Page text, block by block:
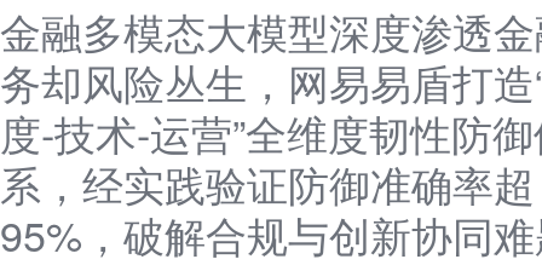
金融多模态大模型深度渗透
务却风险丛生，网易易盾打造
度-技术-运营”全维度韧性防
系，经实践验证防御准确率超
95%，破解合规与创新协同